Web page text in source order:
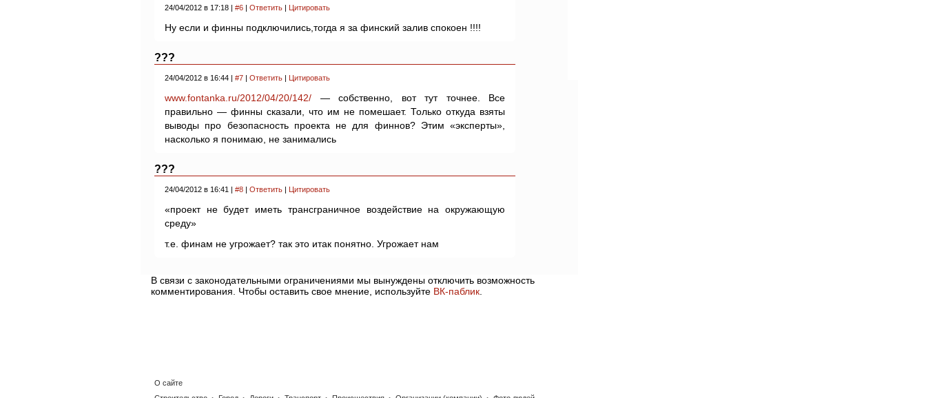
24/04/2012 в 17:18 | #6 | Ответить | Цитировать
Ну если и финны подключились,тогда я за финский залив спокоен !!!!
???
24/04/2012 в 16:44 | #7 | Ответить | Цитировать
www.fontanka.ru/2012/04/20/142/ — собственно, вот тут точнее. Все
правильно — финны сказали, что им не помешает. Только откуда взяты
выводы про безопасность проекта не для финнов? Этим «эксперты»,
насколько я понимаю, не занимались
???
24/04/2012 в 16:41 | #8 | Ответить | Цитировать
«проект не будет иметь трансграничное воздействие на окружающую
среду»
т.е. финам не угрожает? так это итак понятно. Угрожает нам
В связи с законодательными ограничениями мы вынуждены отключить возможность
комментирования. Чтобы оставить свое мнение, используйте ВК-паблик
О сайте